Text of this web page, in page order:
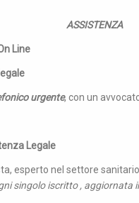
Line
urgente, con un
Legale
esperto nel settore
singolo iscritto , aggiornata